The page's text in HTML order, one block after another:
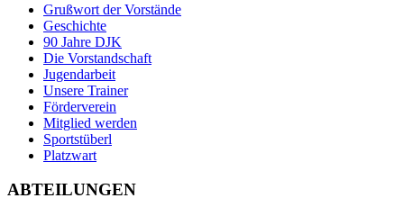
Grußwort der Vorstände
Geschichte
90 Jahre DJK
Die Vorstandschaft
Jugendarbeit
Unsere Trainer
Förderverein
Mitglied werden
Sportstüberl
Platzwart
ABTEILUNGEN